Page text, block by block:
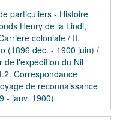
particuliers - Histoire
Henry de la Lindi,
coloniale/ II.
(1896 déc. - 1900 juin) /
de l'expédition du Nil
Correspondance
de reconnaissance
- janv. 1900)